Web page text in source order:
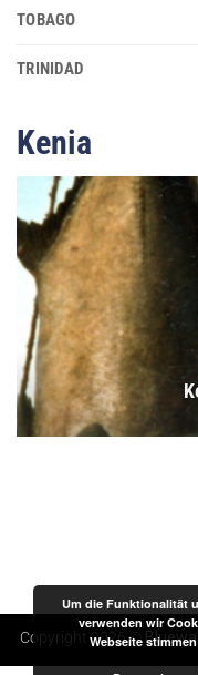
TOBAGO
TRINIDAD
Kenia
Copyright 2026 ©
Um die Funktionalität
verwenden wir
Webseite